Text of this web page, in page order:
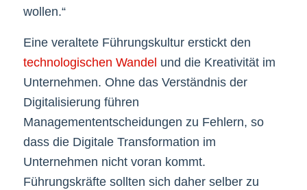
wollen.“
Eine veraltete Führungskultur erstickt den
technologischen Wandel und die Kreativität im
Unternehmen. Ohne das Verständnis der
Digitalisierung führen
Managemententscheidungen zu Fehlern, so
dass die Digitale Transformation im
Unternehmen nicht voran kommt.
Führungskräfte sollten sich daher selber zu